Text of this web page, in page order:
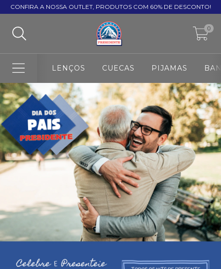
CONFIRA A NOSSA OUTLET, PRODUTOS COM 60% DE DESCONTO!
0
LENÇOS CUECAS PIJAMAS